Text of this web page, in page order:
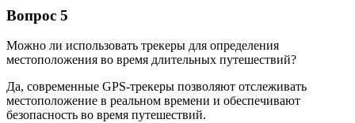
Вопрос 5
Можно ли использовать трекеры для определения
местоположения во время длительных путешествий?
Да, современные GPS-трекеры позволяют отслеживать
местоположение в реальном времени и обеспечивают
безопасность во время путешествий.